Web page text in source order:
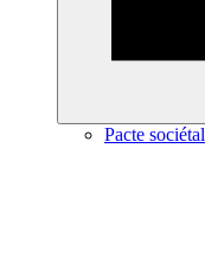
Pacte sociétal